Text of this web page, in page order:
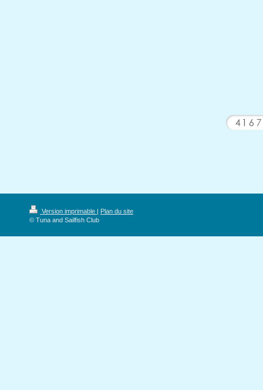
Version imprimable | Plan du site
© Tuna and Sailfish Club